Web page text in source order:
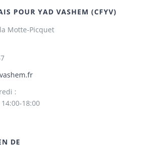
POUR YAD VASHEM (CFYV)
Motte-Picquet
:
18:00
DE